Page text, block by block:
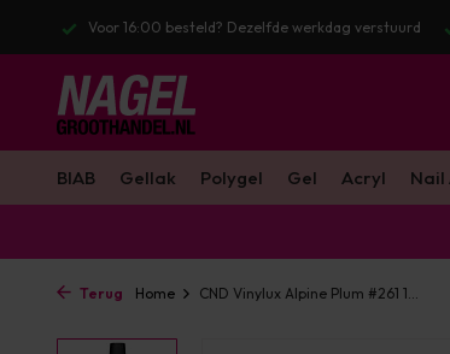
Voor 16:00 besteld? Dezelfde werkdag verstuurd
BIAB Gellak Polygel Gel Acryl Nail
Terug Home CND Vinylux Alpine Plum #261 1...